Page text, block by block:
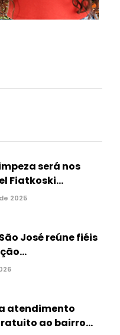
será nos
Fiatkoski...
2025
José reúne fiéis
atendimento
ao bairro...